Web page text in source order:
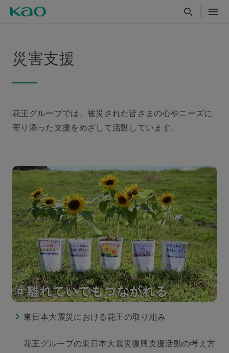
災害支援
花王グループでは、被災された皆さまの心やニーズに
寄り添った支援をめざして活動しています。
東日本大震災における花王の取り組み
花王グループの東日本大震災復興支援活動の考え方